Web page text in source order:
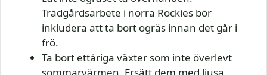
Trädgårdsarbete i norra Rockies bör
inkludera att ta bort ogräs innan det går i
frö.
Ta bort ettåriga växter som inte överlevt
sommarvärmen. Ersätt dem med ljusa,